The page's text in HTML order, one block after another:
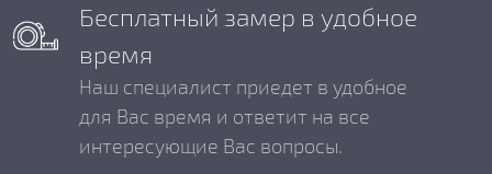
Бесплатный замер в удобное
время
Наш специалист приедет в удобное
для Вас время и ответит на все
интересующие Вас вопросы.